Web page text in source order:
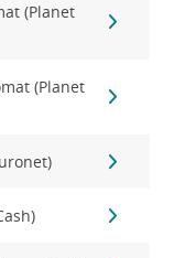
(Planet
(Planet